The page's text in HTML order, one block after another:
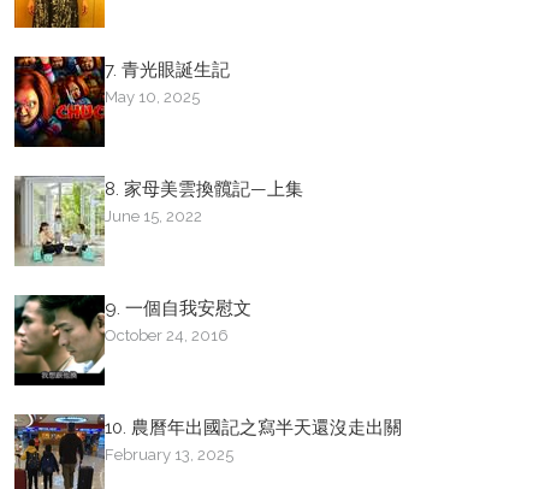
7. 青光眼誕生記
May 10, 2025
8. 家母美雲換髖記—上集
June 15, 2022
9. 一個自我安慰文
October 24, 2016
10. 農曆年出國記之寫半天還沒走出關
February 13, 2025